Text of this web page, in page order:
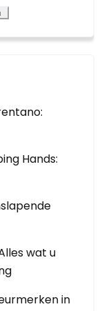
Hands:
wat u
in